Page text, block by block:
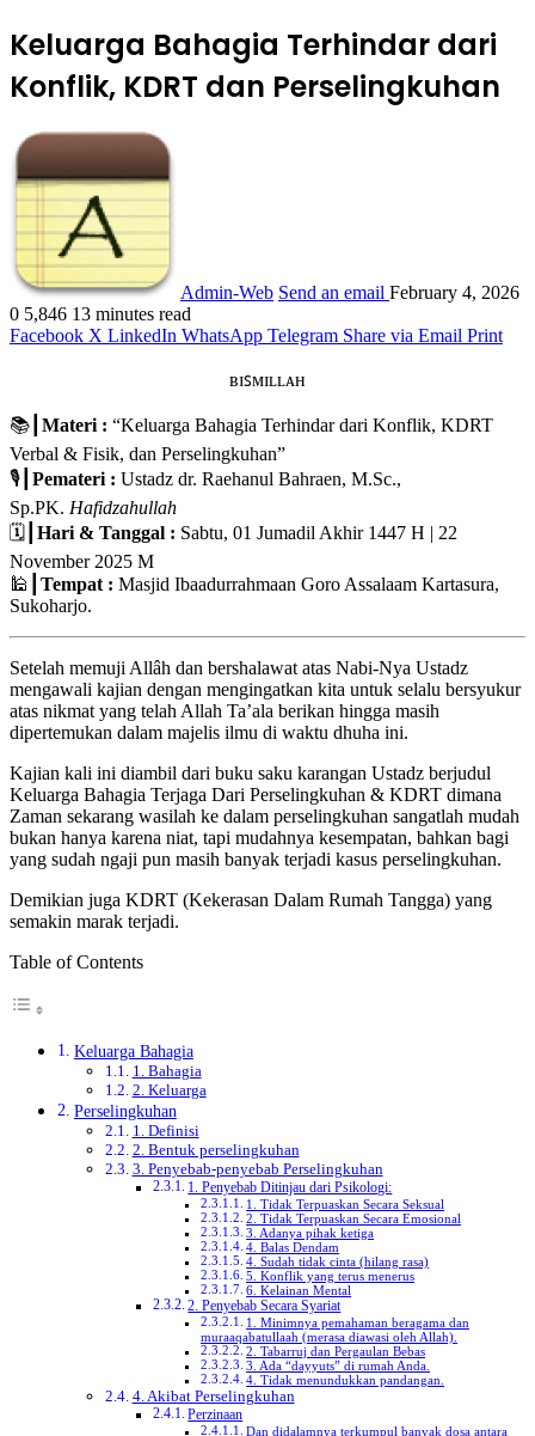
Keluarga Bahagia Terhindar dari
Konflik, KDRT dan Perselingkuhan
Admin-Web Send an email February 4, 2026
0 5,846 13 minutes read
Facebook X LinkedIn WhatsApp Telegram Share via Email Print
ʙɪꜱᴍɪʟʟᴀʜ
📚┃ Materi : “Keluarga Bahagia Terhindar dari Konflik, KDRT
Verbal & Fisik, dan Perselingkuhan”
🎙┃ Pemateri : Ustadz dr. Raehanul Bahraen, M.Sc.,
Sp.PK. Hafidzahullah
🗓┃ Hari & Tanggal : Sabtu, 01 Jumadil Akhir 1447 H | 22
November 2025 M
🕌┃ Tempat : Masjid Ibaadurrahmaan Goro Assalaam Kartasura,
Sukoharjo.
Setelah memuji Allâh dan bershalawat atas Nabi-Nya Ustadz
mengawali kajian dengan mengingatkan kita untuk selalu bersyukur
atas nikmat yang telah Allah Ta’ala berikan hingga masih
dipertemukan dalam majelis ilmu di waktu dhuha ini.
Kajian kali ini diambil dari buku saku karangan Ustadz berjudul
Keluarga Bahagia Terjaga Dari Perselingkuhan & KDRT dimana
Zaman sekarang wasilah ke dalam perselingkuhan sangatlah mudah
bukan hanya karena niat, tapi mudahnya kesempatan, bahkan bagi
yang sudah ngaji pun masih banyak terjadi kasus perselingkuhan.
Demikian juga KDRT (Kekerasan Dalam Rumah Tangga) yang
semakin marak terjadi.
Table of Contents
Keluarga Bahagia
1. Bahagia
2. Keluarga
Perselingkuhan
1. Definisi
2. Bentuk perselingkuhan
3. Penyebab-penyebab Perselingkuhan
1. Penyebab Ditinjau dari Psikologi:
1. Tidak Terpuaskan Secara Seksual
2. Tidak Terpuaskan Secara Emosional
3. Adanya pihak ketiga
4. Balas Dendam
4. Sudah tidak cinta (hilang rasa)
5. Konflik yang terus menerus
6. Kelainan Mental
2. Penyebab Secara Syariat
1. Minimnya pemahaman beragama dan
muraaqabatullaah (merasa diawasi oleh Allah).
2. Tabarruj dan Pergaulan Bebas
3. Ada “dayyuts” di rumah Anda.
4. Tidak menundukkan pandangan.
4. Akibat Perselingkuhan
Perzinaan
Dan didalamnya terkumpul banyak dosa antara